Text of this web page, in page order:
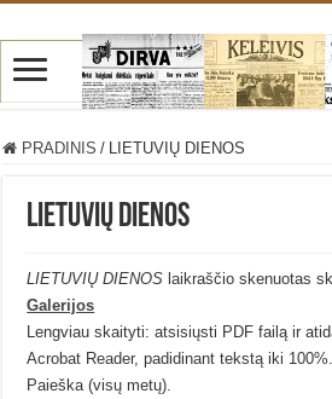
PRADINIS / LIETUVIŲ DIENOS
LIETUVIŲ DIENOS
LIETUVIŲ DIENOS laikraščio skenuotas
Galerijos
Lengviau skaityti: atsisiųsti PDF failą ir
Acrobat Reader, padidinant tekstą iki 100%.
Paieška (visų metų).